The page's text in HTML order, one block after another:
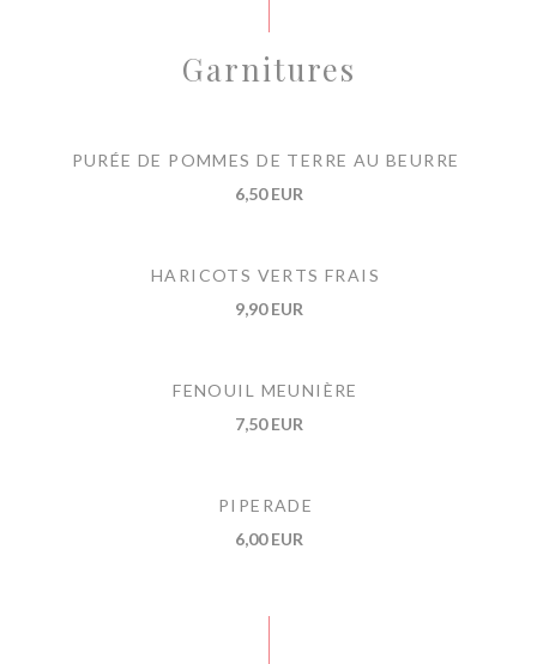
Garnitures
PURÉE DE POMMES DE TERRE AU BEURRE
6,50 EUR
HARICOTS VERTS FRAIS
9,90 EUR
FENOUIL MEUNIÈRE
7,50 EUR
PIPERADE
6,00 EUR